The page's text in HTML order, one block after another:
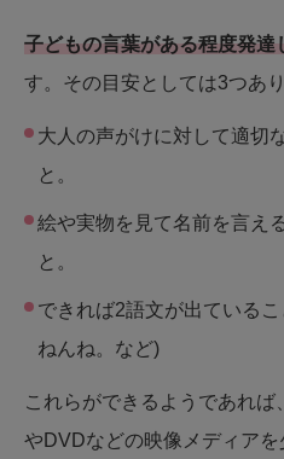
子どもの言葉がある程度発達
す。その目安としては3つあり
大人の声がけに対して適切
と。
絵や実物を見て名前を言え
と。
できれば2語文が出ているこ
ねんね。など)
これらができるようであれ
やDVDなどの映像メディア